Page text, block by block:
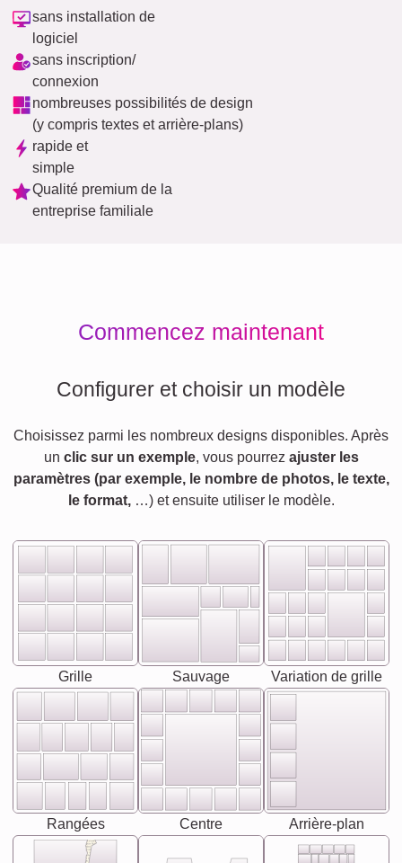
sans installation de
logiciel
sans inscription/
connexion
nombreuses possibilités de design
(y compris textes et arrière-plans)
rapide et
simple
Qualité premium de la
entreprise familiale
Commencez maintenant
Configurer et choisir un modèle
Choisissez parmi les nombreux designs disponibles. Après
un clic sur un exemple, vous pourrez ajuster les
paramètres (par exemple, le nombre de photos, le texte,
le format,…) et ensuite utiliser le modèle.
Grille Sauvage Variation de grille
Rangées Centre Arrière-plan